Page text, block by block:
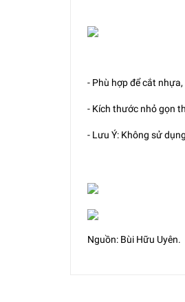
- Phù hợp để cắt
- Kích thước nhỏ gọn
- Lưu Ý: Không sử
Nguồn: Bùi Hữu Uyên.